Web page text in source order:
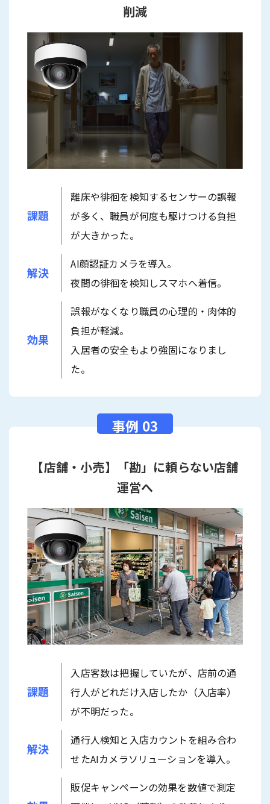
削減
課題
離床や徘徊を検知するセンサーの誤報
が多く、職員が何度も駆けつける負担
が大きかった。
解決
AI顔認証カメラを導入。
夜間の徘徊を検知しスマホへ着信。
効果
誤報がなくなり職員の心理的・肉体的
負担が軽減。
入居者の安全もより強固になりまし
た。
【店舗・小売】「勘」に頼らない店舗
運営へ
課題
入店客数は把握していたが、店前の通
行人がどれだけ入店したか（入店率）
が不明だった。
解決
通行人検知と入店カウントを組み合わ
せたAIカメラソリューションを導入。
販促キャンペーンの効果を数値で測定